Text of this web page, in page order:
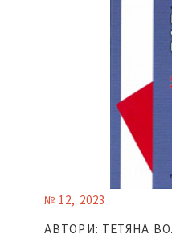
№ 12, 2023
АВТОРИ: ТЕТЯНА